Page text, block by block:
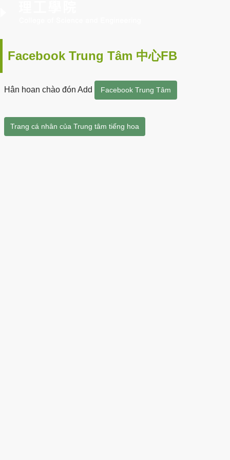
Facebook Trung Tâm 中心FB
Hân hoan chào đón Add Facebook Trung Tâm
Trang cá nhân của Trung tâm tiếng hoa